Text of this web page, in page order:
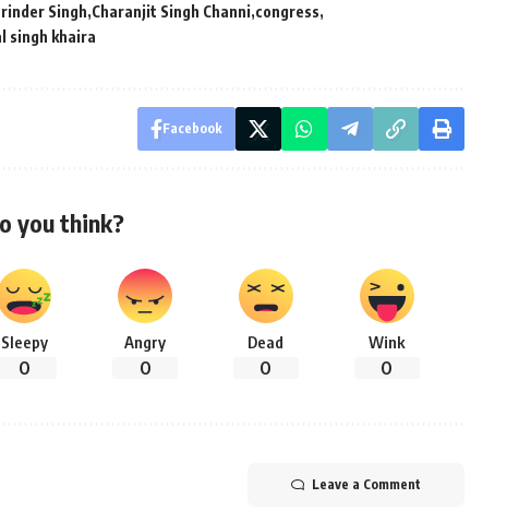
Singh Charanjit Singh Channi congress
singh khaira
Facebook
you think?
Sleepy
0
Angry
0
Dead
0
Wink
0
Leave a Comment